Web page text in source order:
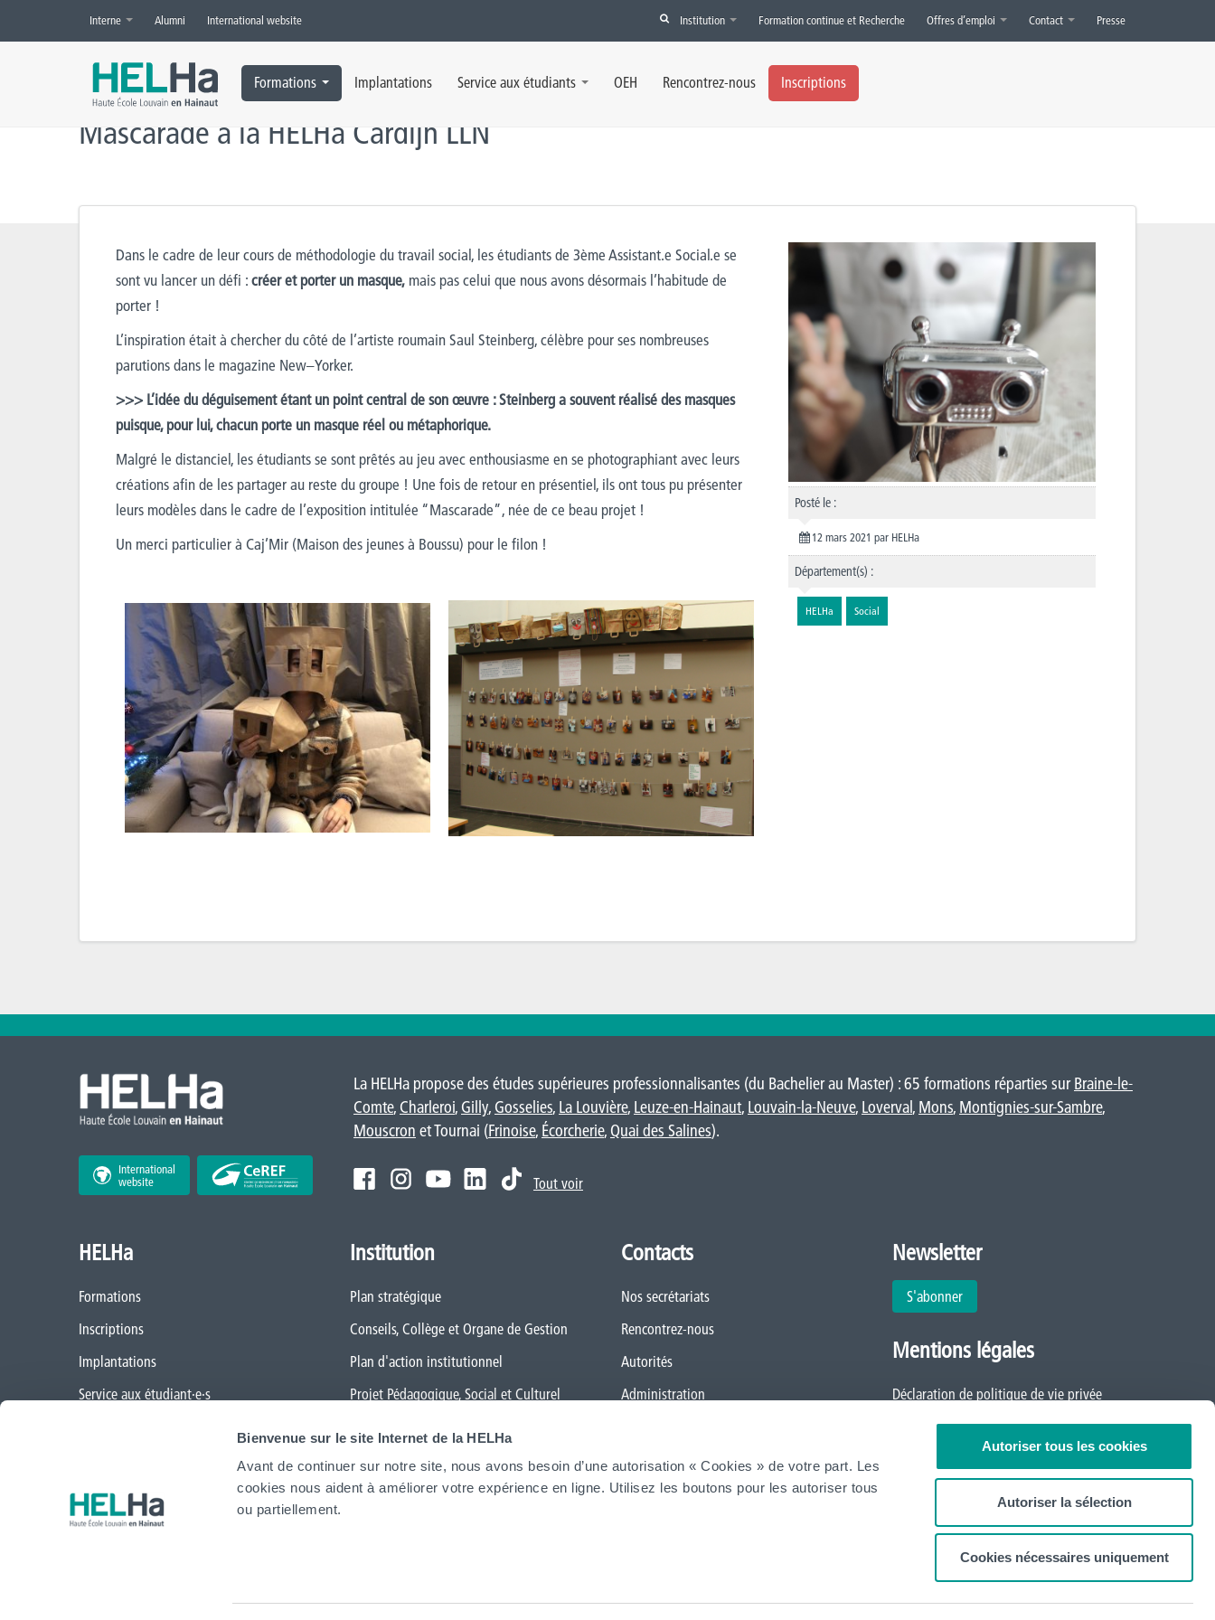
Bienvenue sur le site Internet de la HELHa
Avant de continuer sur notre site, nous avons besoin d’une autorisation « Cookies » de votre part. Les
cookies nous aident à améliorer votre expérience en ligne. Utilisez les boutons pour les autoriser tous
ou partiellement.
Autoriser tous les cookies
Autoriser la sélection
Cookies nécessaires uniquement
Interne Alumni International website Institution Formation continue et Recherche Offres d’emploi Contact Presse
Formations Implantations Service aux étudiants OEH Rencontrez-nous Inscriptions
Accueil » Actualités » HELHa,Social » Mascarade à la HELHa Cardijn LLN
Mascarade à la HELHa Cardijn LLN
Dans le cadre de leurcours de méthodologie du travail social, lesétudiants de 3èmeAssistant.e Social.e se
sontvu lancer un défi :créer etporter un masque, maispas celui que nousavons désormais l’habitude de
porter !
L’inspiration était à chercher du côté de l’artiste roumain Saul Steinberg, célèbre pour ses nombreuses
parutions dans le magazine New–Yorker.
>>> L’idée du déguisement étant un point central de son œuvre : Steinberg a souvent réalisé des masques
puisque, pour lui, chacun porte un masque réel ou métaphorique.
Malgré le distanciel, les étudiantsse sont prêtés au jeuavec enthousiasme ense photographiantavec leurs
créations afin de les partager au reste du groupe ! Une foisde retour en présentiel, ils ont tous pu présenter
leurs modèlesdans le cadre de l’exposition intitulée “Mascarade”, née de ce beau projet !
Un merci particulier à Caj’Mir (Maison des jeunes à Boussu) pour le filon !
Posté le :
12 mars 2021 par HELHa
Département(s) :
HELHa Social
International
website
La HELHa propose des études supérieures professionnalisantes (du Bachelier au Master) : 65 formations réparties surBraine-le-
Comte, Charleroi, Gilly, Gosselies, La Louvière, Leuze-en-Hainaut, Louvain-la-Neuve, Loverval, Mons, Montignies-sur-Sambre,
Mouscron et Tournai (Frinoise, Écorcherie, Quai des Salines).
Tout voir
HELHa
Formations
Inscriptions
Implantations
Service aux étudiant·e·s
Actualités
Formation continue et recherche
Institution
Plan stratégique
Conseils, Collège et Organe de Gestion
Plan d'action institutionnel
Projet Pédagogique, Social et Culturel
Démarche Qualité
CAP vers le numérique
Contacts
Nos secrétariats
Rencontrez-nous
Autorités
Administration
Presse
Newsletter
S'abonner
Mentions légales
Déclaration de politique de vie privée
Politique d'utilisation des cookies